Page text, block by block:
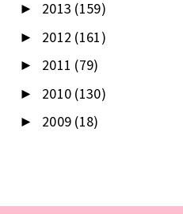
► 2013 (159)
► 2012 (161)
► 2011 (79)
► 2010 (130)
► 2009 (18)